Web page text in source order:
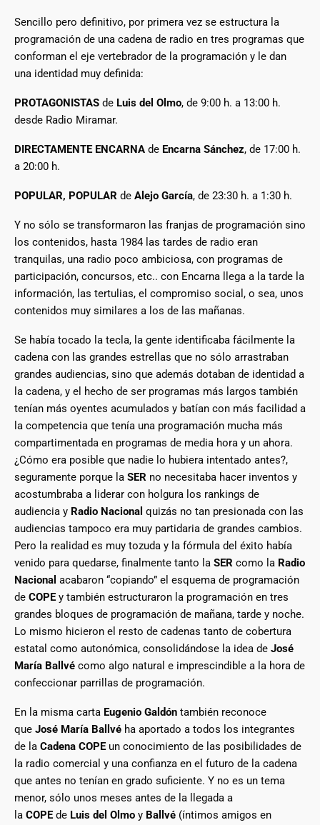
Sencillo pero definitivo, por primera vez se estructura la
programación de una cadena de radio en tres programas que
conforman el eje vertebrador de la programación y le dan
una identidad muy definida:
PROTAGONISTAS de Luis del Olmo, de 9:00 h. a 13:00 h.
desde Radio Miramar.
DIRECTAMENTE ENCARNA de Encarna Sánchez, de 17:00 h.
a 20:00 h.
POPULAR, POPULAR de Alejo García, de 23:30 h. a 1:30 h.
Y no sólo se transformaron las franjas de programación sino
los contenidos, hasta 1984 las tardes de radio eran
tranquilas, una radio poco ambiciosa, con programas de
participación, concursos, etc.. con Encarna llega a la tarde la
información, las tertulias, el compromiso social, o sea, unos
contenidos muy similares a los de las mañanas.
Se había tocado la tecla, la gente identificaba fácilmente la
cadena con las grandes estrellas que no sólo arrastraban
grandes audiencias, sino que además dotaban de identidad a
la cadena, y el hecho de ser programas más largos también
tenían más oyentes acumulados y batían con más facilidad a
la competencia que tenía una programación mucha más
compartimentada en programas de media hora y un ahora.
¿Cómo era posible que nadie lo hubiera intentado antes?,
seguramente porque la SER no necesitaba hacer inventos y
acostumbraba a liderar con holgura los rankings de
audiencia y Radio Nacional quizás no tan presionada con las
audiencias tampoco era muy partidaria de grandes cambios.
Pero la realidad es muy tozuda y la fórmula del éxito había
venido para quedarse, finalmente tanto la SER como la Radio
Nacional acabaron “copiando” el esquema de programación
de COPEy también estructuraron la programación en tres
grandes bloques de programación de mañana, tarde y noche.
Lo mismo hicieron el resto de cadenas tanto de cobertura
estatal como autonómica, consolidándose la idea de José
María Ballvé como algo natural e imprescindible a la hora de
confeccionar parrillas de programación.
En la misma carta Eugenio Galdón también reconoce
que José María Ballvé ha aportado a todos los integrantes
de la Cadena COPEun conocimiento de las posibilidades de
la radio comercial y una confianza en el futuro de la cadena
que antes no tenían en grado suficiente. Y no es un tema
menor, sólo unos meses antes de la llegada a
la COPEde Luis del Olmo y Ballvé (íntimos amigos en